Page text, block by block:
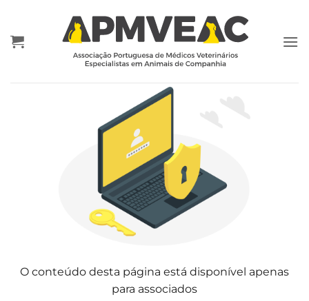
content
O conteúdo desta página está disponível apenas
para associados